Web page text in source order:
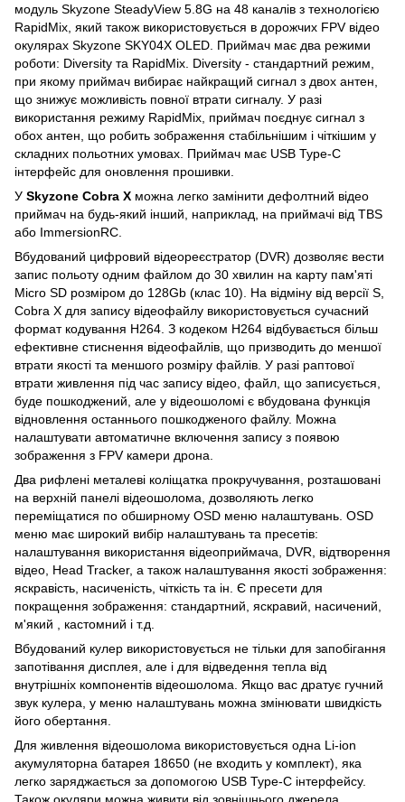
модуль Skyzone SteadyView 5.8G на 48 каналів з технологією
RapidMix, який також використовується в дорожчих FPV відео
окулярах Skyzone SKY04X OLED. Приймач має два режими
роботи: Diversity та RapidMix. Diversity - стандартний режим,
при якому приймач вибирає найкращий сигнал з двох антен,
що знижує можливість повної втрати сигналу. У разі
використання режиму RapidMix, приймач поєднує сигнал з
обох антен, що робить зображення стабільнішим і чіткішим у
складних польотних умовах. Приймач має USB Type-C
інтерфейс для оновлення прошивки.
У Skyzone Cobra X можна легко замінити дефолтний відео
приймач на будь-який інший, наприклад, на приймачі від TBS
або ImmersionRC.
Вбудований цифровий відеореєстратор (DVR) дозволяє вести
запис польоту одним файлом до 30 хвилин на карту пам'яті
Micro SD розміром до 128Gb (клас 10). На відміну від версії S,
Cobra X для запису відеофайлу використовується сучасний
формат кодування H264. З кодеком H264 відбувається більш
ефективне стиснення відеофайлів, що призводить до меншої
втрати якості та меншого розміру файлів. У разі раптової
втрати живлення під час запису відео, файл, що записується,
буде пошкоджений, але у відеошоломі є вбудована функція
відновлення останнього пошкодженого файлу. Можна
налаштувати автоматичне включення запису з появою
зображення з FPV камери дрона.
Два рифлені металеві коліщатка прокручування, розташовані
на верхній панелі відеошолома, дозволяють легко
переміщатися по обширному OSD меню налаштувань. OSD
меню має широкий вибір налаштувань та пресетів:
налаштування використання відеоприймача, DVR, відтворення
відео, Head Tracker, а також налаштування якості зображення:
яскравість, насиченість, чіткість та ін. Є пресети для
покращення зображення: стандартний, яскравий, насичений,
м'який , кастомний і т.д.
Вбудований кулер використовується не тільки для запобігання
запотівання дисплея, але і для відведення тепла від
внутрішніх компонентів відеошолома. Якщо вас дратує гучний
звук кулера, у меню налаштувань можна змінювати швидкість
його обертання.
Для живлення відеошолома використовується одна Li-ion
акумуляторна батарея 18650 (не входить у комплект), яка
легко заряджається за допомогою USB Type-C інтерфейсу.
Також окуляри можна живити від зовнішнього джерела,